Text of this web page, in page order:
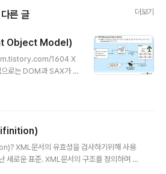
른 글 더보기
Object Model)
1604 X
로는 DOM과 SAX가 있
API ◈트리 기반(Tree
기반(Event based)의
2.0 ◈http://www.saxp
API for XM
XML문서의 유효성을 검사하기위해 사용
새로운 표준. XML문서의 구조를 정의하며 X